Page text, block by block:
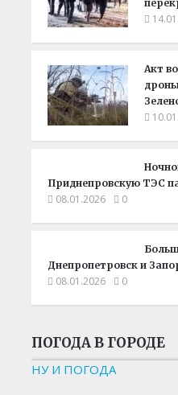
Акт
Приднепровскую ТЭС
08.01.2026 0
Днепропетровск и
08.01.2026 0
ПОГОДА В ГОРОДЕ
НУ И ПОГОДА